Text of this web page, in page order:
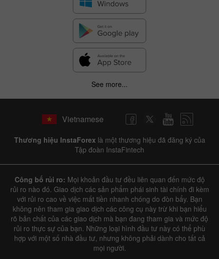
See more...
Vietnamese
Thương hiệu InstaForex là một thương hiệu đã đăng ký của
Tập đoàn InstaFintech
Công bố rủi ro: Mọi khoản đầu tư đều liên quan đến mức độ
rủi ro nào đó. Giao dịch các sản phẩm phái sinh tài chính đi kèm
với rủi ro cao về việc mất tiền nhanh chóng do đòn bẩy. Bạn
không nên tham gia giao dịch các công cụ này trừ khi bạn hiểu
rõ bản chất của các giao dịch mà bạn đang tham gia và mức độ
rủi ro thực sự của bạn. Những loại hình đầu tư này có thể phù
hợp với một số nhà đầu tư, nhưng không phải dành cho tất cả
mọi người.